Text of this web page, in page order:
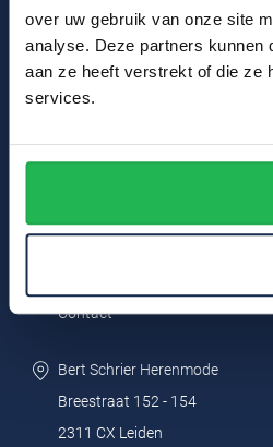
over uw gebruik van onze site
analyse. Deze partners kunnen
aan ze heeft verstrekt of die ze
services.
Klachtenafhandeling
Veelgestelde vragen
Kledingonderhoud
Actievoorwaarden
Winkel
Contact
Bert Schrier Herenmode
Breestraat 152 - 154
2311 CX Leiden